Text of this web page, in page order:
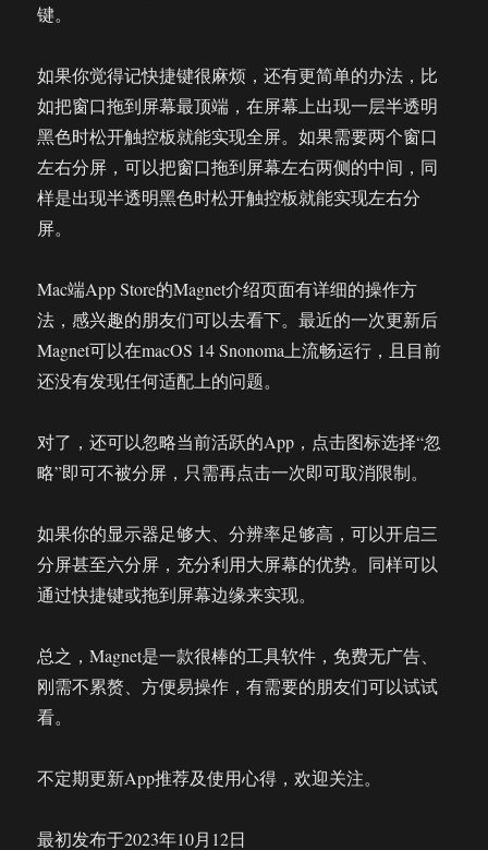
键。
如果你觉得记快捷键很麻烦，还有更简单的办法，比
如把窗口拖到屏幕最顶端，在屏幕上出现一层半透明
黑色时松开触控板就能实现全屏。如果需要两个窗口
左右分屏，可以把窗口拖到屏幕左右两侧的中间，同
样是出现半透明黑色时松开触控板就能实现左右分
屏。
Mac端App Store的Magnet介绍页面有详细的操作方
法，感兴趣的朋友们可以去看下。最近的一次更新后
Magnet可以在macOS 14 Snonoma上流畅运行，且目前
还没有发现任何适配上的问题。
对了，还可以忽略当前活跃的App，点击图标选择“忽
略”即可不被分屏，只需再点击一次即可取消限制。
如果你的显示器足够大、分辨率足够高，可以开启三
分屏甚至六分屏，充分利用大屏幕的优势。同样可以
通过快捷键或拖到屏幕边缘来实现。
总之，Magnet是一款很棒的工具软件，免费无广告、
刚需不累赘、方便易操作，有需要的朋友们可以试试
看。
不定期更新App推荐及使用心得，欢迎关注。
最初发布于2023年10月12日